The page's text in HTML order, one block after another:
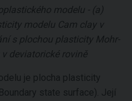
modelu - (a)
modelu Cam clay v
s plochou plasticity Mohr-
deviatorické rovině
je plocha plasticity
state surface). Její